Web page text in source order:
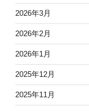
2026年3月
2026年2月
2026年1月
2025年12月
2025年11月